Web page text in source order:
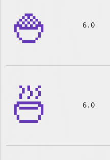
🍚 6.0
🍜 6.0